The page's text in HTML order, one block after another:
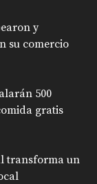
y
su comercio
500
gratis
transforma un